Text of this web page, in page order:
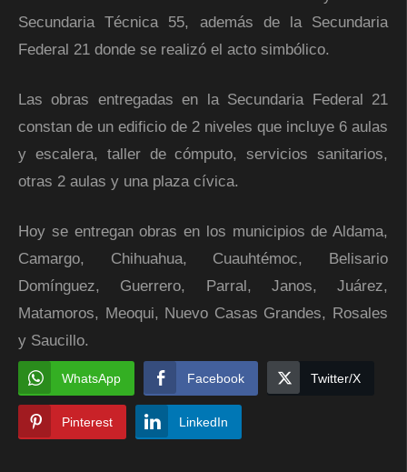
Secundaria Técnica 55, además de la Secundaria
Federal 21 donde se realizó el acto simbólico.
Las obras entregadas en la Secundaria Federal 21
constan de un edificio de 2 niveles que incluye 6 aulas
y escalera, taller de cómputo, servicios sanitarios,
otras 2 aulas y una plaza cívica.
Hoy se entregan obras en los municipios de Aldama,
Camargo, Chihuahua, Cuauhtémoc, Belisario
Domínguez, Guerrero, Parral, Janos, Juárez,
Matamoros, Meoqui, Nuevo Casas Grandes, Rosales
y Saucillo.
WhatsApp Facebook Twitter/X
Pinterest LinkedIn